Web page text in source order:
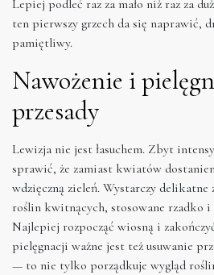
Lepiej podleć raz za mało niż raz za
ten pierwszy grzech da się naprawić,
pamiętliwy.
Nawożenie i
przesady
Lewizja nie jest łasuchem. Zbyt
sprawić, że zamiast kwiatów
wdzięczną zieleń. Wystarczy delikatne
roślin kwitnących, stosowane rzadko
Najlepiej rozpocząć wiosną i
pielęgnacji ważne jest też usuwanie
— to nie tylko porządkuje wygląd